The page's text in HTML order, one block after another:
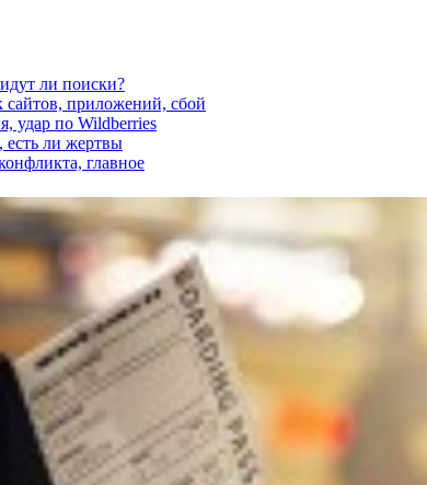
ли поиски?
сайтов, приложений, сбой
удар по Wildberries
есть ли жертвы
главное